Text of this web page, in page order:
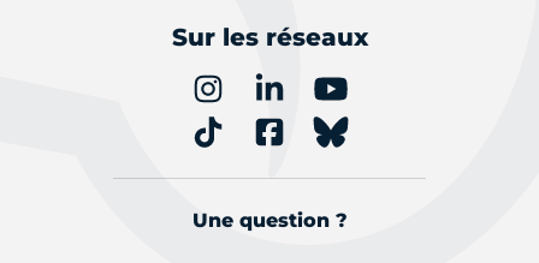
Sur les réseaux
Une question ?